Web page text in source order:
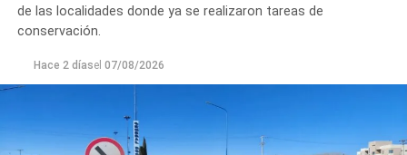
de las localidades donde ya se realizaron tareas de
conservación.
Hace 2 díasel 07/08/2026